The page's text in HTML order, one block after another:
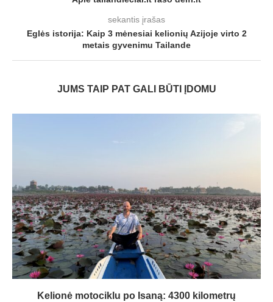
sekantis įrašas
Eglės istorija: Kaip 3 mėnesiai kelionių Azijoje virto 2
metais gyvenimu Tailande
JUMS TAIP PAT GALI BŪTI ĮDOMU
Kelionė motociklu po Isaną: 4300 kilometrų